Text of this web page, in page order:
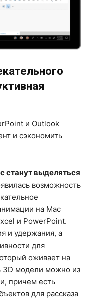
и Outlook
и сэкономить
станут выделяться
возможность
на Mac
и PowerPoint.
и удержания, а
для
оживает на
3D модели можно из
причем есть
для рассказа